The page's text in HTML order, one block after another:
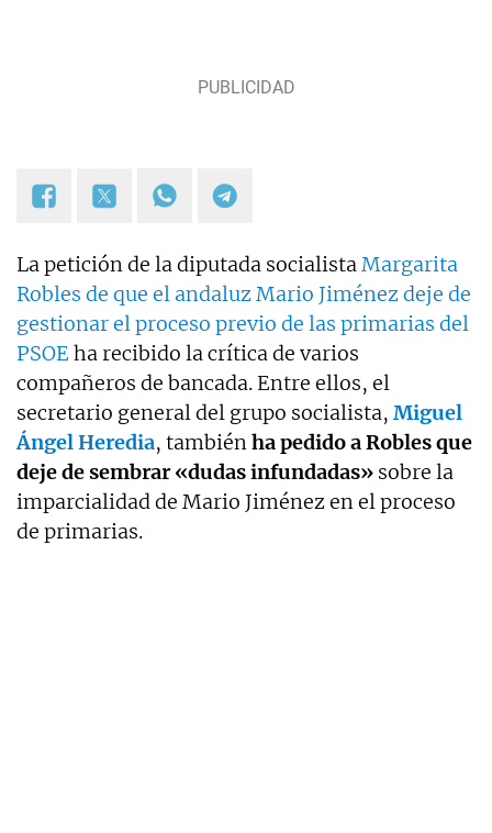
La petición de la diputada socialistaMargarita
Robles de que el andaluz Mario Jiménez deje de
gestionar el proceso previo de las primarias del
PSOEha recibido la crítica de varios
compañeros de bancada. Entre ellos, el
secretario general del grupo socialista, Miguel
Ángel Heredia, tambiénha pedido a Robles que
deje de sembrar «dudas infundadas» sobre la
imparcialidad de Mario Jiménez en el proceso
de primarias.